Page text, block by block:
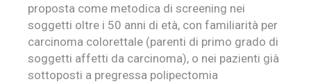
proposta come metodica di screening nei
soggetti oltre i 50 anni di età, con familiarità per
carcinoma colorettale (parenti di primo grado di
soggetti affetti da carcinoma), o nei pazienti già
sottoposti a pregressa polipectomia